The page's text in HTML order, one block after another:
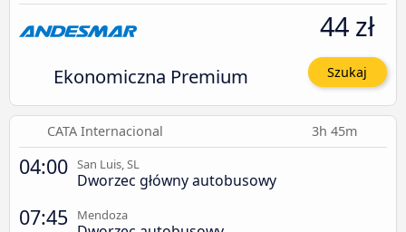
Ekonomiczna Premium
44 zł
Szukaj
CATA Internacional 3h 45m
04:00 San Luis, SL
Dworzec główny autobusowy
07:45 Mendoza